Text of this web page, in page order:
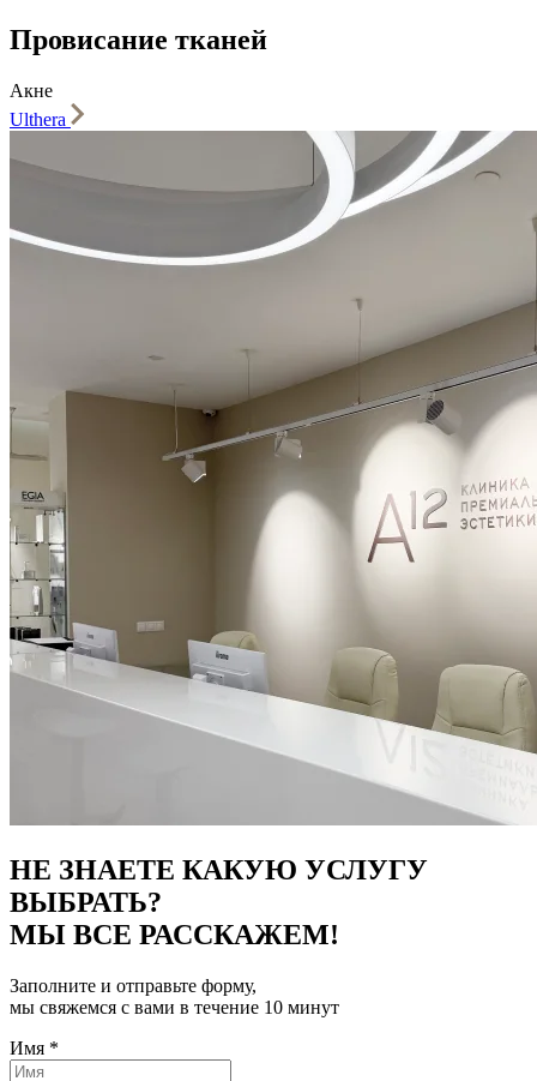
Провисание тканей
Акне
Ulthera
НЕ ЗНАЕТЕ КАКУЮ УСЛУГУ
ВЫБРАТЬ?
МЫ ВСЕ РАССКАЖЕМ!
Заполните и отправьте форму,
мы свяжемся с вами в течение 10 минут
Имя *